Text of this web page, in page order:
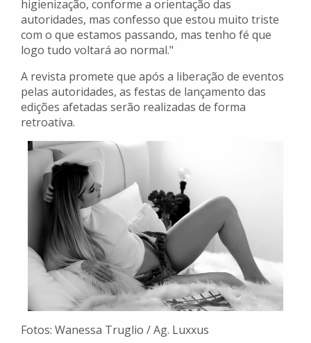
higienização, conforme a orientação das
autoridades, mas confesso que estou muito triste
com o que estamos passando, mas tenho fé que
logo tudo voltará ao normal."
A revista promete que após a liberação de eventos
pelas autoridades, as festas de lançamento das
edições afetadas serão realizadas de forma
retroativa.
Fotos: Wanessa Truglio / Ag. Luxxus